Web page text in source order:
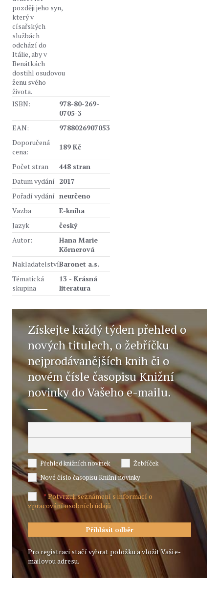
později jeho syn,
který v
císařských
službách
odchází do
Itálie, aby v
Benátkách
dostihl osudovou
ženu svého
života.
ISBN:
978-80-269-
0705-3
EAN:
9788026907053
Doporučená
cena:
189 Kč
Počet stran
448 stran
Datum vydání 2017
Pořadí vydání neurčeno
Vazba
E-kniha
Jazyk
český
Autor:
Hana Marie
Körnerová
NakladatelstvíBaronet a.s.
Tématická
skupina
13 - Krásná
literatura
Získejte každý týden přehled o
nových titulech, o žebříčku
nejprodávanějších knih či o
novém čísle časopisu Knižní
novinky do Vašeho e-mailu.
Přehled knižních novinek
Žebříček
Nové číslo časopisu Knižní novinky
*Potvrzuji seznámení s informací o
zpracování osobních údajů
Pro registraci stačí vybrat položku a vložit Vaši e-
mailovou adresu.